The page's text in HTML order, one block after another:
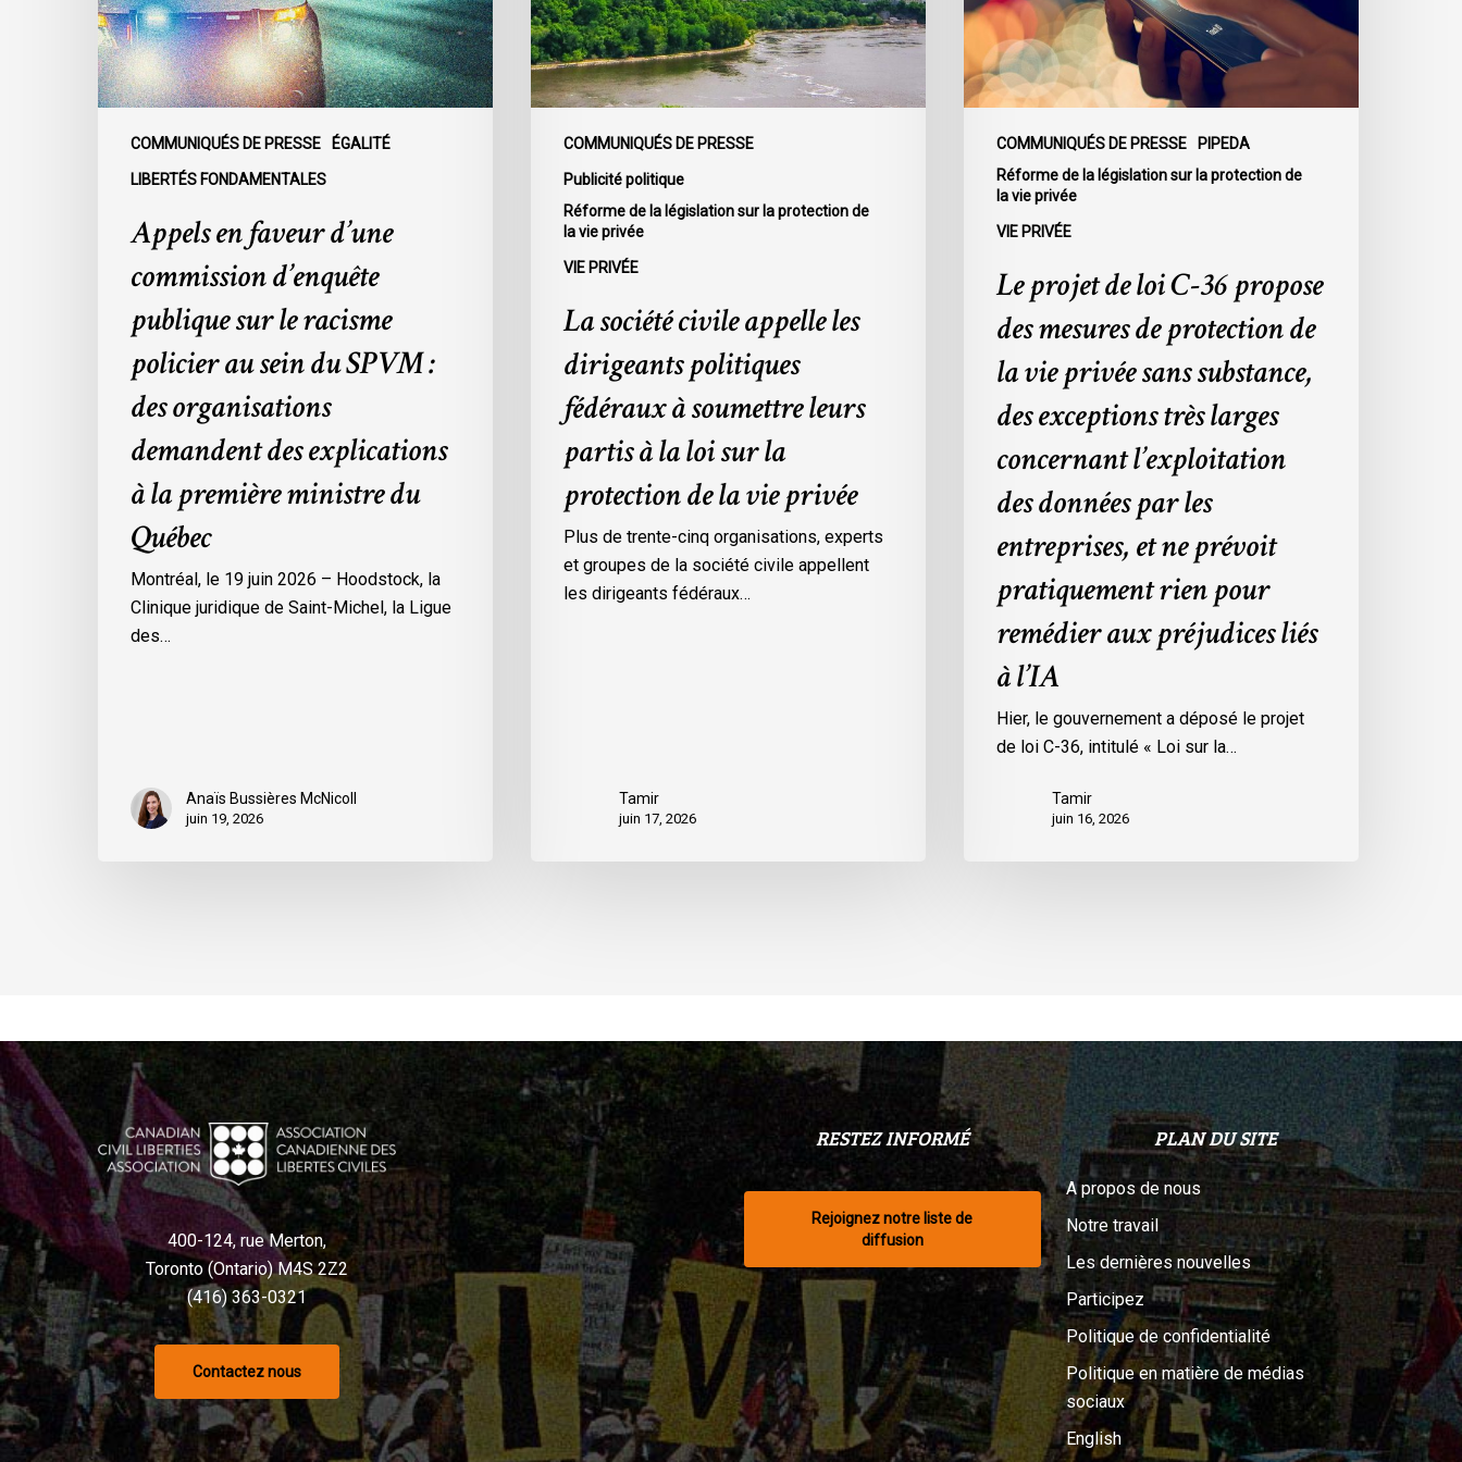
COMMUNIQUÉS DE PRESSE ÉGALITÉ
LIBERTÉS FONDAMENTALES
publique
sur
le
racisme
policier
organisations
demandent
explications
première
ministre
Québec
Appels en faveur d’une
commission d’enquête
publique sur le racisme
policier au sein du SPVM :
des organisations
demandent des explications
à la première ministre du
Québec
Montréal, le 19 juin 2026 – Hoodstock, la
Clinique juridique de Saint-Michel, la Ligue
des…
Anaïs Bussières McNicoll
juin 19, 2026
COMMUNIQUÉS DE PRESSE
Publicité politique
Réforme de la législation sur la protection de
la vie privée
VIE PRIVÉE
politiques
fédéraux
à
soumettre
leurs
protection
privée
La société civile appelle les
dirigeants politiques
fédéraux à soumettre leurs
partis à la loi sur la
protection de la vie privée
Plus de trente-cinq organisations, experts
et groupes de la société civile appellent
les dirigeants fédéraux…
Tamir
juin 17, 2026
COMMUNIQUÉS DE PRESSE
PIPEDA
Réforme de la législation sur la protection de
la vie privée
VIE PRIVÉE
propose
des
mesures
de
protection
sans
substance,
exceptions
larges
l’exploitation
données
entreprises,
pratiquement
Le projet de loi C-36 propose
des mesures de protection de
la vie privée sans substance,
des exceptions très larges
concernant l’exploitation
des données par les
entreprises, et ne prévoit
pratiquement rien pour
remédier aux préjudices liés
à l’IA
Hier, le gouvernement a déposé le projet
de loi C-36, intitulé « Loi sur la…
Tamir
juin 16, 2026
400-124, rue Merton,
Toronto (Ontario) M4S 2Z2
(416) 363-0321
Contactez nous
RESTEZ INFORMÉ
Rejoignez notre liste de
diffusion
PLAN DU SITE
A propos de nous
Notre travail
Les dernières nouvelles
Participez
Politique de confidentialité
Politique en matière de médias
sociaux
English